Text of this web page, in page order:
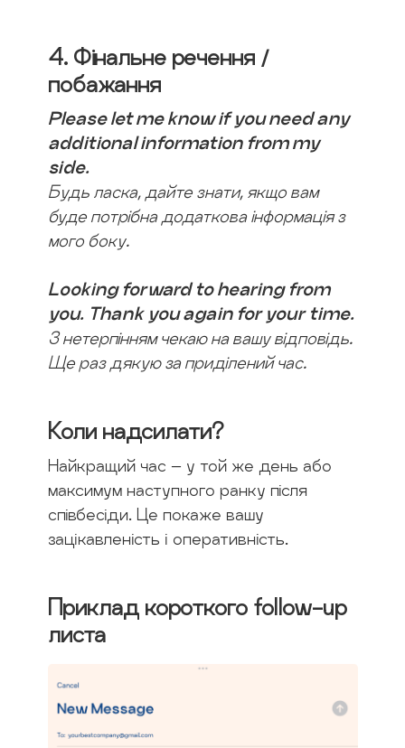
4. Фінальне речення /
побажання
Please let me know if you need any
additional information from my
side.
Будь ласка, дайте знати, якщо вам
буде потрібна додаткова інформація з
мого боку.
Looking forward to hearing from
you. Thank you again for your time.
З нетерпінням чекаю на вашу відповідь.
Ще раз дякую за приділений час.
Коли надсилати?
Найкращий час – у той же день або
максимум наступного ранку після
співбесіди. Це покаже вашу
зацікавленість і оперативність.
Приклад короткого follow-up
листа